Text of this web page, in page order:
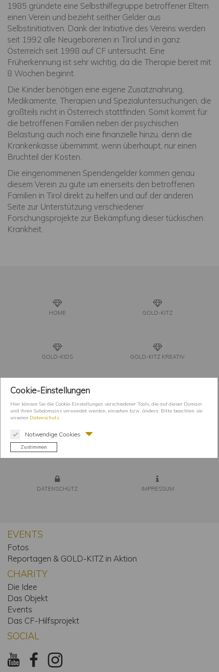
1985 gründete eine Selbsthilfegruppe betroffener Eltern
einen Verein und bezieht seither Gelder aus
Selbstinitiativen. Dank der Initiative des Vereins werden
seit 1992 alle Neugeborenen in Tirol und in ganz
Österreich seit 1998 auf CF untersucht. Eine
Früherkennung ist sehr wichtig, da die Therapie bereit mit
8 Wochen beginnt.
Die Kinder benötigen eine eigene Zusatznahrung,
Medikamente, Therapien und Spezialuntersuchungen, die
großteils nicht in Österreich stattfinden. Somit kommt für
die betroffenen Familien neben der psychischen
Belastung auch noch eine finanzielle hinzu, denn die
Krankenkasse übernimmt, wenn überhaupt, nur einen
Bruchteil der Kosten.
Die eingenommenen Spendengelder kommen genau
diesem Verein zu gute um einerseits den betroffenen
Familien in Tirol direkt zu helfen und auf der anderen
Seite zur Unterstützung verschiedener
Forschungsprojekte zur Bekämpfung dieser tückischen
Krankheit.
HOME GOLD-KITZ
GOLD-KIDS GOLD-KITZ KREATIV
GOLDSCHMIEDE-KUNST KÜNSTLERIN
PRESSE
DATENSCHUTZ IMPRESSUM
EVENTS
Fotos
Reportagen & GOLD-KITZ in Aktion
CHARITY
Die Idee
Das Objekt
Events
Das CF-Hilfsprojekt
SOCIAL
Cookie-Einstellungen
Hier können Sie die Cookie-Einstellungen verschiedener Tools, die auf dieser Domain
und ihren Subdomains verwendet werden, einsehen bzw. ändern. Bitte beachten sie
unseren Datenschutz
Notwendige Cookies